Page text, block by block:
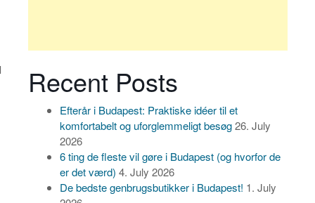
Recent Posts
Efterår i Budapest: Praktiske idéer til et
komfortabelt og uforglemmeligt besøg 26. July
2026
6 ting de fleste vil gøre i Budapest (og hvorfor de
er det værd) 4. July 2026
De bedste genbrugsbutikker i Budapest! 1. July